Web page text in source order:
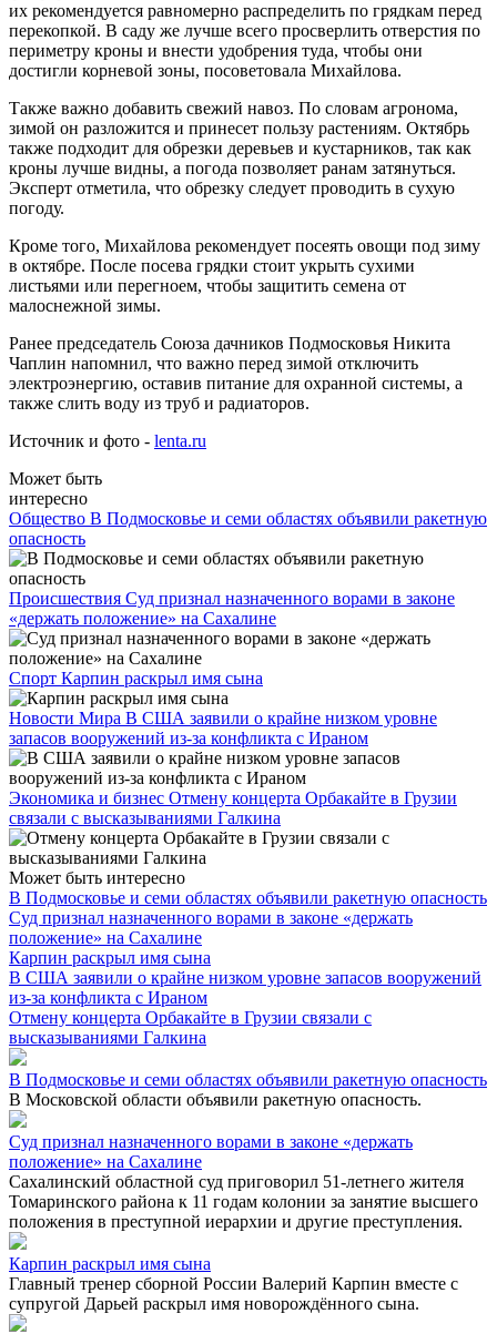
их рекомендуется равномерно распределить по грядкам перед
перекопкой. В саду же лучше всего просверлить отверстия по
периметру кроны и внести удобрения туда, чтобы они
достигли корневой зоны, посоветовала Михайлова.
Также важно добавить свежий навоз. По словам агронома,
зимой он разложится и принесет пользу растениям. Октябрь
также подходит для обрезки деревьев и кустарников, так как
кроны лучше видны, а погода позволяет ранам затянуться.
Эксперт отметила, что обрезку следует проводить в сухую
погоду.
Кроме того, Михайлова рекомендует посеять овощи под зиму
в октябре. После посева грядки стоит укрыть сухими
листьями или перегноем, чтобы защитить семена от
малоснежной зимы.
Ранее председатель Союза дачников Подмосковья Никита
Чаплин напомнил, что важно перед зимой отключить
электроэнергию, оставив питание для охранной системы, а
также слить воду из труб и радиаторов.
Источник и фото - lenta.ru
Может быть
интересно
Общество В Подмосковье и семи областях объявили ракетную
опасность
Происшествия Суд признал назначенного ворами в законе
«держать положение» на Сахалине
Спорт Карпин раскрыл имя сына
Новости Мира В США заявили о крайне низком уровне
запасов вооружений из-за конфликта с Ираном
Экономика и бизнес Отмену концерта Орбакайте в Грузии
связали с высказываниями Галкина
Может быть интересно
В Подмосковье и семи областях объявили ракетную опасность
Суд признал назначенного ворами в законе «держать
положение» на Сахалине
Карпин раскрыл имя сына
В США заявили о крайне низком уровне запасов вооружений
из-за конфликта с Ираном
Отмену концерта Орбакайте в Грузии связали с
высказываниями Галкина
В Подмосковье и семи областях объявили ракетную опасность
В Московской области объявили ракетную опасность.
Суд признал назначенного ворами в законе «держать
положение» на Сахалине
Сахалинский областной суд приговорил 51-летнего жителя
Томаринского района к 11 годам колонии за занятие высшего
положения в преступной иерархии и другие преступления.
Карпин раскрыл имя сына
Главный тренер сборной России Валерий Карпин вместе с
супругой Дарьей раскрыл имя новорождённого сына.